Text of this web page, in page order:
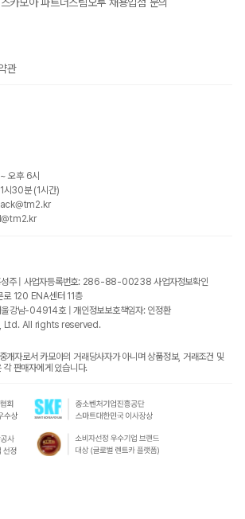
관
오후 6시
시30분 (1시간)
성주 | 사업자등록번호: 286-88-00238 사업자정보확인
로 120 ENA센터 11층
강남-04914호 | 개인정보보호책임자: 인정환
Ltd. All rights reserved.
개자로서 카모아의 거래당사자가 아니며 상품정보, 거래조건 및
판매자에게 있습니다.